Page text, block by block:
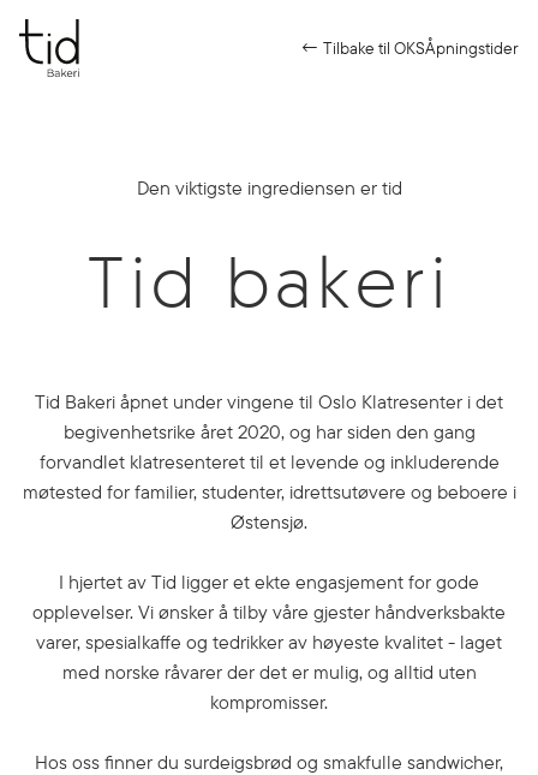
← Tilbake til OKSÅpningstider
Den viktigste ingrediensen er tid
Tid bakeri
Tid Bakeri åpnet under vingene til Oslo Klatresenter i det
begivenhetsrike året 2020, og har siden den gang
forvandlet klatresenteret til et levende og inkluderende
møtested for familier, studenter, idrettsutøvere og beboere i
Østensjø.
I hjertet av Tid ligger et ekte engasjement for gode
opplevelser. Vi ønsker å tilby våre gjester håndverksbakte
varer, spesialkaffe og tedrikker av høyeste kvalitet - laget
med norske råvarer der det er mulig, og alltid uten
kompromisser.
Hos oss finner du surdeigsbrød og smakfulle sandwicher,